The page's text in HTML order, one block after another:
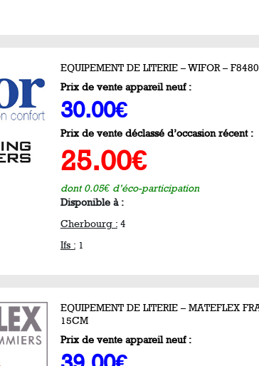
EQUIPEMENT DE LITERIE – WIFOR –
Prix de vente appareil neuf :
30.00€
Prix de vente déclassé d’occasion récent :
25.00€
dont 0.05€ d’éco-participation
Disponible à :
Cherbourg :4
Ifs :1
EQUIPEMENT DE LITERIE – MATEFLEX
15CM
Prix de vente appareil neuf :